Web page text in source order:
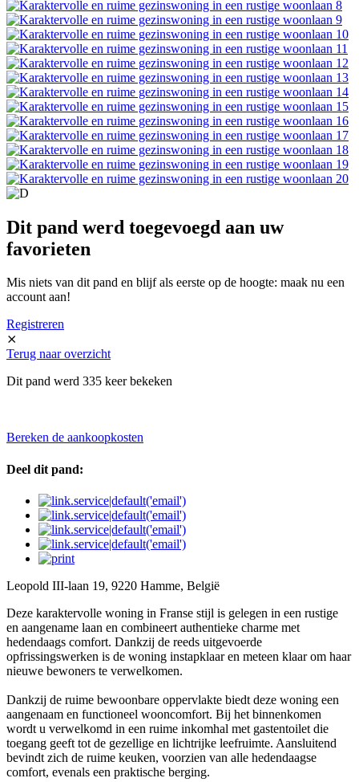
Dit pand werd toegevoegd aan uw
favorieten
Mis niets van dit pand en blijf als eerste op de hoogte: maak nu een
account aan!
Registreren
⨯
Terug naar overzicht
Dit pand werd 335 keer bekeken
Bereken de aankoopkosten
Deel dit pand:
Leopold III-laan 19, 9220 Hamme, België
Deze karaktervolle woning in Franse stijl is gelegen in een rustige
en aangename laan en combineert authentieke charme met
hedendaags comfort. Dankzij de reeds uitgevoerde
opfrissingswerken is de woning instapklaar en meteen klaar om haar
nieuwe bewoners te verwelkomen.
Dankzij de ruime bewoonbare oppervlakte biedt deze woning een
aangenaam en functioneel wooncomfort. Bij het binnenkomen
wordt u verwelkomd in een ruime inkomhal met gastentoilet die
toegang geeft tot de gezellige en lichtrijke leefruimte. Aansluitend
bevindt zich de ruime keuken, voorzien van alle hedendaagse
comfort, evenals een praktische berging.